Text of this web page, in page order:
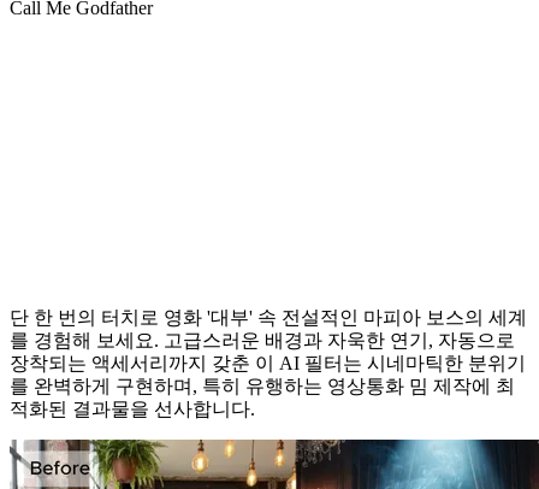
Call Me Godfather
단 한 번의 터치로 영화 '대부' 속 전설적인 마피아 보스의 세계
를 경험해 보세요. 고급스러운 배경과 자욱한 연기, 자동으로
장착되는 액세서리까지 갖춘 이 AI 필터는 시네마틱한 분위기
를 완벽하게 구현하며, 특히 유행하는 영상통화 밈 제작에 최
적화된 결과물을 선사합니다.